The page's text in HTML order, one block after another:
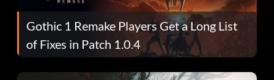
Gothic 1 Remake Players Get a Long List
of Fixes in Patch 1.0.4